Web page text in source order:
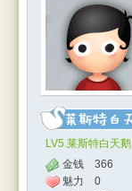
LV5.莱斯特白天鹅
金钱
366
魅力
0